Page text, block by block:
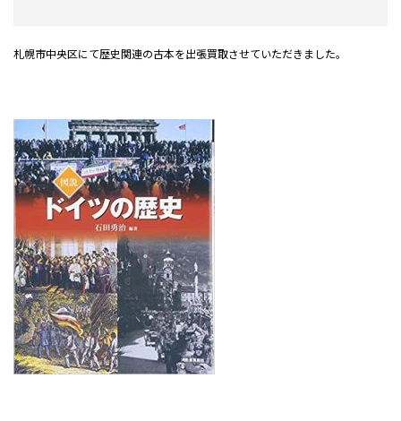
札幌市中央区にて歴史関連の古本を出張買取させていただきました。